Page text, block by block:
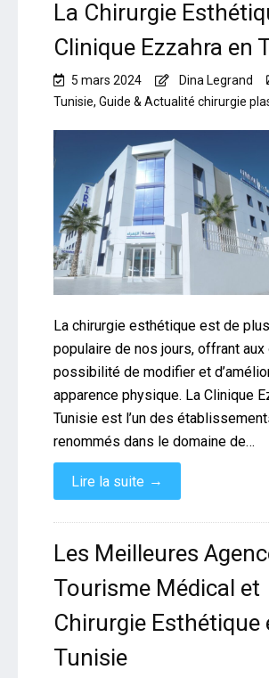
La Chirurgie
Clinique Ezzahra en
5 mars 2024 Dina Legrand
Tunisie, Guide & Actualité chirurgie
La chirurgie esthétique est de
populaire de nos jours, offrant aux
possibilité de modifier et
apparence physique. La Clinique
Tunisie est l’un des
renommés dans le domaine de…
Lire la suite →
Les Meilleures
Tourisme Médical et
Chirurgie Esthétique
Tunisie